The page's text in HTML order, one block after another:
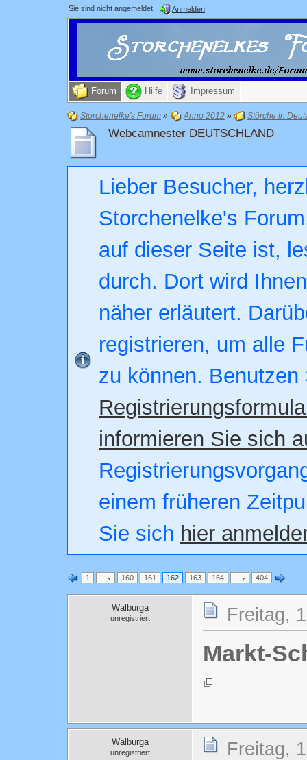
Sie sind nicht angemeldet. Anmelden
Forum Hilfe Impressum
Storchenelke's Forum » Anno 2012 » Störche in
Webcamnester DEUTSCHLAND
Lieber Besucher,
Storchenelke's
auf dieser Seite ist,
durch. Dort wird
näher erläutert.
registrieren, um alle
zu können. Benutzen
informieren Sie sich
einem früheren
Sie sich hier
1 … 160 161 162 163 164 … 404
Walburga
unregistriert Freitag,
Markt-
Walburga
unregistriert Freitag,